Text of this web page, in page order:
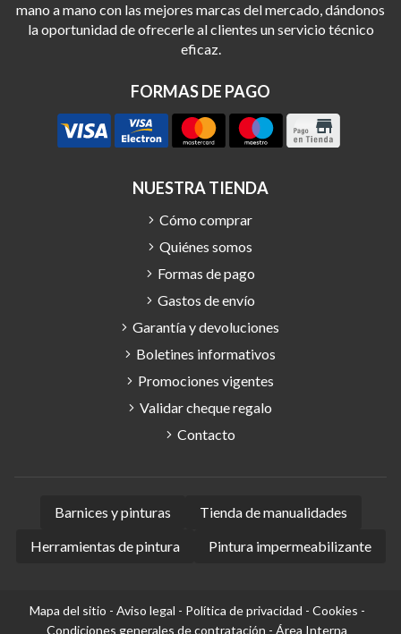
mano a mano con las mejores marcas del mercado, dándonos
la oportunidad de ofrecerle al clientes un servicio técnico
eficaz.
FORMAS DE PAGO
NUESTRA TIENDA
Cómo comprar
Quiénes somos
Formas de pago
Gastos de envío
Garantía y devoluciones
Boletines informativos
Promociones vigentes
Validar cheque regalo
Contacto
Barnices y pinturas
Tienda de manualidades
Herramientas de pintura
Pintura impermeabilizante
Mapa del sitio - Aviso legal - Política de privacidad - Cookies -
Condiciones generales de contratación - Área Interna